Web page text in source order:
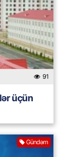
91
üçün
Gündəm